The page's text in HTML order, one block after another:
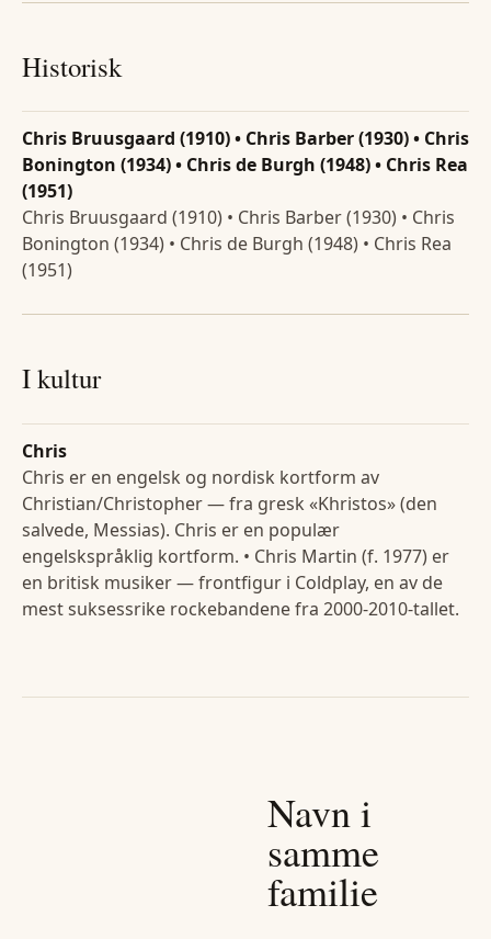
Historisk
Chris Bruusgaard (1910) • Chris Barber (1930) • Chris
Bonington (1934) • Chris de Burgh (1948) • Chris Rea
(1951)
Chris Bruusgaard (1910) • Chris Barber (1930) • Chris
Bonington (1934) • Chris de Burgh (1948) • Chris Rea
(1951)
I kultur
Chris
Chris er en engelsk og nordisk kortform av
Christian/Christopher — fra gresk «Khristos» (den
salvede, Messias). Chris er en populær
engelskspråklig kortform. • Chris Martin (f. 1977) er
en britisk musiker — frontfigur i Coldplay, en av de
mest suksessrike rockebandene fra 2000-2010-tallet.
Navn i
samme
familie